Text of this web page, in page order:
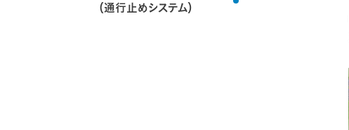
（通行止めシステム）